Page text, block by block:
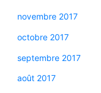
novembre 2017
octobre 2017
septembre 2017
août 2017